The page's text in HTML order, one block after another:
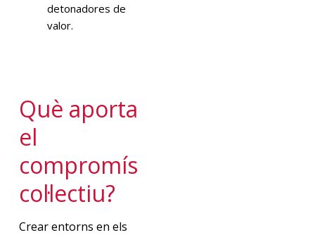
detonadores de
valor.
Què aporta
el
compromís
col·lectiu?
Crear entorns en els